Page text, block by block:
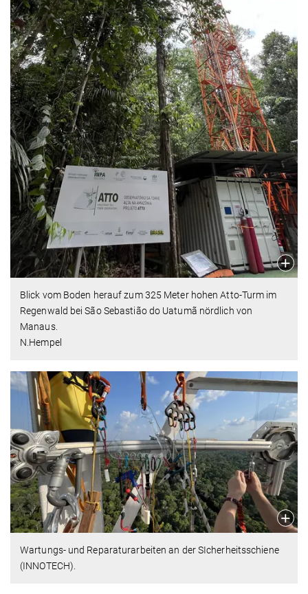
Blick vom Boden herauf zum 325 Meter hohen Atto-Turm im
Regenwald bei São Sebastião do Uatumã nördlich von
Manaus.
N.Hempel
Wartungs- und Reparaturarbeiten an der SIcherheitsschiene
(INNOTECH).